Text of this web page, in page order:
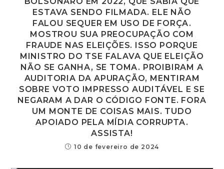
ESTAVA SENDO FILMADA. ELE NÃO
FALOU SEQUER EM USO DE FORÇA.
MOSTROU SUA PREOCUPAÇÃO COM
FRAUDE NAS ELEIÇÕES. ISSO PORQUE
MINISTRO DO TSE FALAVA QUE ELEIÇÃO
NÃO SE GANHA, SE TOMA. PROIBIRAM A
AUDITORIA DA APURAÇÃO, MENTIRAM
SOBRE VOTO IMPRESSO AUDITÁVEL E SE
NEGARAM A DAR O CÓDIGO FONTE. FORA
UM MONTE DE COISAS MAIS. TUDO
APOIADO PELA MÍDIA CORRUPTA.
ASSISTA!
10 de fevereiro de 2024